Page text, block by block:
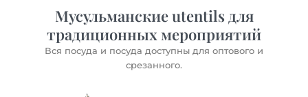
Мусульманские utentils для
традиционных мероприятий
Вся посуда и посуда доступны для оптового и
срезанного.